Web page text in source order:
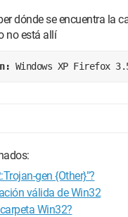
dónde se encuentra la
no está allí
Windows XP Firefox
gen {Other}"?
válida de Win32
Win32?